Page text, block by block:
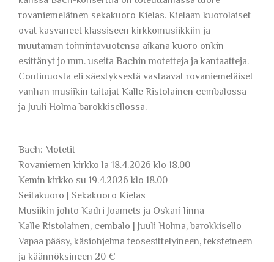
rovaniemeläinen sekakuoro Kielas. Kielaan kuorolaiset
ovat kasvaneet klassiseen kirkkomusiikkiin ja
muutaman toimintavuotensa aikana kuoro onkin
esittänyt jo mm. useita Bachin motetteja ja kantaatteja.
Continuosta eli säestyksestä vastaavat rovaniemeläiset
vanhan musiikin taitajat Kalle Ristolainen cembalossa
ja Juuli Holma barokkisellossa.
Bach: Motetit
Rovaniemen kirkko la 18.4.2026 klo 18.00
Kemin kirkko su 19.4.2026 klo 18.00
Seitakuoro | Sekakuoro Kielas
Musiikin johto Kadri Joamets ja Oskari linna
Kalle Ristolainen, cembalo | Juuli Holma, barokkisello
Vapaa pääsy, käsiohjelma teosesittelyineen, teksteineen
ja käännöksineen 20 €